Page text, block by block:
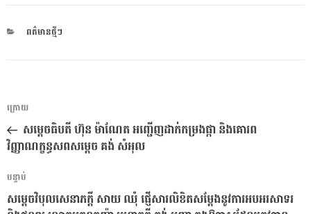
CATEGORIES
ពត៌មានថ្មីៗ
ការ​
នាំទិស​
ប្រកាស
អត្ថបទ
មុន
ក្រោយ
សម្តេចធិបតី ហ៊ុន ម៉ាណែត អញ្ជើញដាក់កម្រងផ្កា និងគោរព
វិញ្ញាណក្ខន្ធសពសម្តេច គង់ សំអុល
អត្ថបទ
បន្ទាប់
បន្ទាប់
សម្ដេចវិបុលសេនាភក្ដី សាយ ឈុំ ផ្ញើសារលិខិតសម្ដែងនូវការអបអរសាទរ